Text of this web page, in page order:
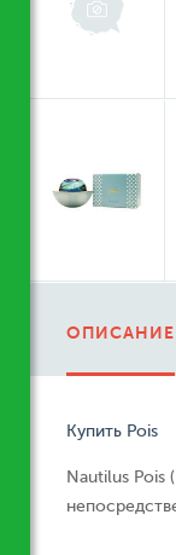
ОПИСАНИЕ
Купить Pois
Nautilus Pois